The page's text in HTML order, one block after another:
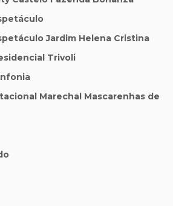
Jardim Helena Cristina
Trivoli
Marechal Mascarenhas de